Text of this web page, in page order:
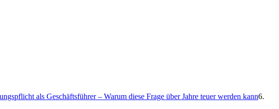
als Geschäftsführer – Warum diese Frage über Jahre teuer werden kann6.